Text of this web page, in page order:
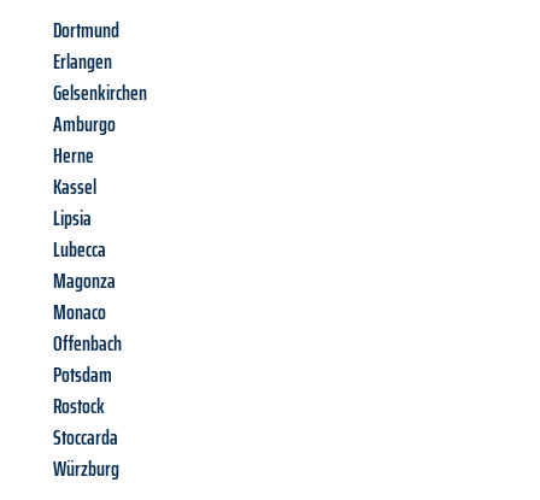
Dortmund
Erlangen
Gelsenkirchen
Amburgo
Herne
Kassel
Lipsia
Lubecca
Magonza
Monaco
Offenbach
Potsdam
Rostock
Stoccarda
Würzburg